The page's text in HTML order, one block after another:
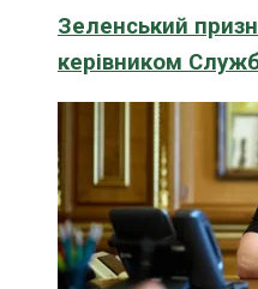
Зеленський
керівником